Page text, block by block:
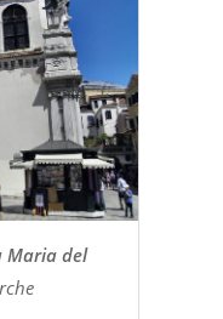
Maria del